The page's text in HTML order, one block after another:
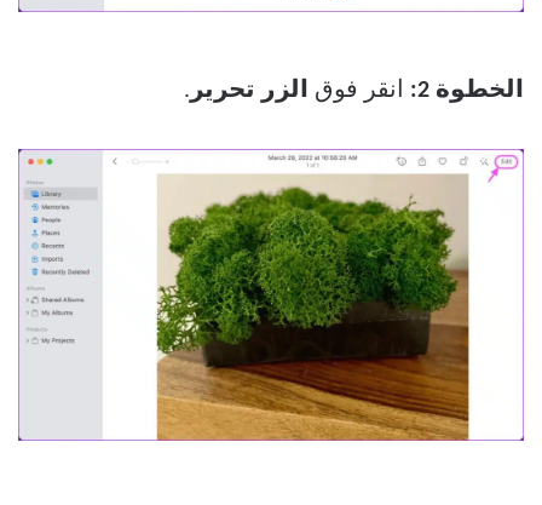
الخطوة 2: انقر فوق الزر تحرير .